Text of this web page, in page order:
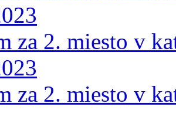
za 2. miesto v
za 2. miesto v